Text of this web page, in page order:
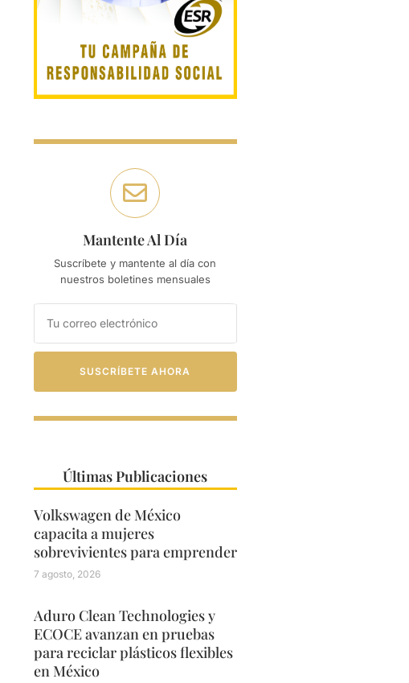
Mantente Al Día
Suscríbete y mantente al día con
nuestros boletines mensuales
SUSCRÍBETE AHORA
Últimas Publicaciones
Volkswagen de México
capacita a mujeres
sobrevivientes para emprender
7 agosto, 2026
Aduro Clean Technologies y
ECOCE avanzan en pruebas
para reciclar plásticos flexibles
en México